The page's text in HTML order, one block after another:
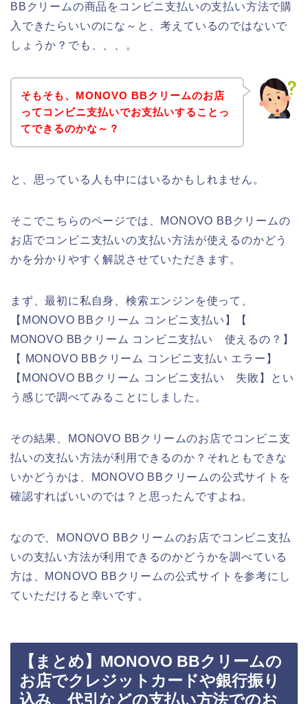
BBクリームの商品をコンビニ支払いの支払い方法で購
入できたらいいのにな～と、考えているのではないで
しょうか？でも、、、。
そもそも、MONOVO BBクリームのお店
ってコンビニ支払いでお支払いすることっ
てできるのかな～？
と、思っている人も中にはいるかもしれません。
そこでこちらのページでは、MONOVO BBクリームの
お店でコンビニ支払いの支払い方法が使えるのかどう
かを分かりやすく解説させていただきます。
まず、最初に私自身、検索エンジンを使って、
【MONOVO BBクリーム コンビニ支払い】【
MONOVO BBクリーム コンビニ支払い 使えるの？】
【 MONOVO BBクリーム コンビニ支払い エラー】
【MONOVO BBクリーム コンビニ支払い 失敗】とい
う感じで調べてみることにしました。
その結果、MONOVO BBクリームのお店でコンビニ支
払いの支払い方法が利用できるのか？それともできな
いかどうかは、MONOVO BBクリームの公式サイトを
確認すればいいのでは？と思ったんですよね。
なので、MONOVO BBクリームのお店でコンビニ支払
いの支払い方法が利用できるのかどうかを調べている
方は、MONOVO BBクリームの公式サイトを参考にし
ていただけると幸いです。
【まとめ】MONOVO BBクリームの
お店でクレジットカードや銀行振り
込み、代引などの支払い方法でのお